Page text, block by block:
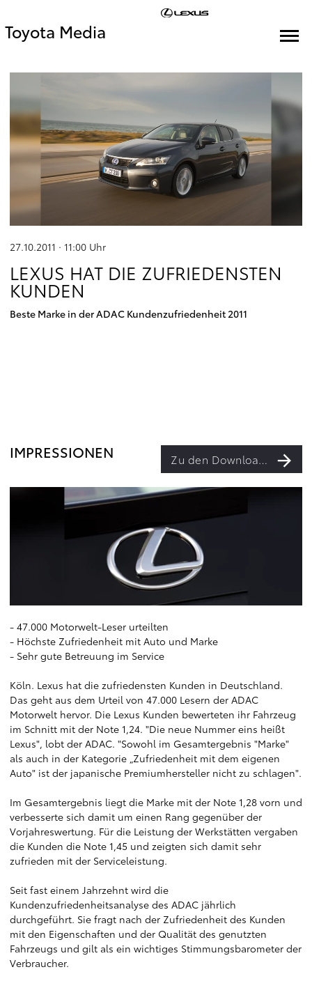
Toyota Media
27.10.2011 · 11:00 Uhr
LEXUS HAT DIE ZUFRIEDENSTEN
KUNDEN
Beste Marke in der ADAC Kundenzufriedenheit 2011
IMPRESSIONEN Zu den Downloads
- 47.000 Motorwelt-Leser urteilten
- Höchste Zufriedenheit mit Auto und Marke
- Sehr gute Betreuung im Service
Köln. Lexus hat die zufriedensten Kunden in Deutschland.
Das geht aus dem Urteil von 47.000 Lesern der ADAC
Motorwelt hervor. Die Lexus Kunden bewerteten ihr Fahrzeug
im Schnitt mit der Note 1,24. "Die neue Nummer eins heißt
Lexus", lobt der ADAC. "Sowohl im Gesamtergebnis "Marke"
als auch in der Kategorie „Zufriedenheit mit dem eigenen
Auto" ist der japanische Premiumhersteller nicht zu schlagen".
Im Gesamtergebnis liegt die Marke mit der Note 1,28 vorn und
verbesserte sich damit um einen Rang gegenüber der
Vorjahreswertung. Für die Leistung der Werkstätten vergaben
die Kunden die Note 1,45 und zeigten sich damit sehr
zufrieden mit der Serviceleistung.
Seit fast einem Jahrzehnt wird die
Kundenzufriedenheitsanalyse des ADAC jährlich
durchgeführt. Sie fragt nach der Zufriedenheit des Kunden
mit den Eigenschaften und der Qualität des genutzten
Fahrzeugs und gilt als ein wichtiges Stimmungsbarometer der
Verbraucher.